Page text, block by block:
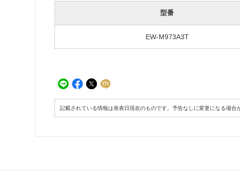
型番
EW-M973A3T
記載されている情報は発表日現在のものです。予告なしに変更になる場合